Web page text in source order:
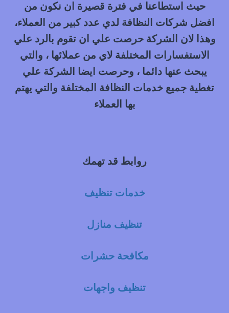
حيث استطاعنا في فترة قصيرة ان نكون من
افضل شركات النظافة لدي عدد كبير من العملاء،
وهذا لان الشركة حرصت علي ان تقوم بالرد علي
الاستفسارات المختلفة لاي من عملائها ، والتي
يبحث عنها دائما ، وحرصت ايضا الشركة علي
تغطية جميع خدمات النظافة المختلفة والتي يهتم
بها العملاء
روابط قد تهمك
خدمات تنظيف
تنظيف منازل
مكافحة حشرات
تنظيف واجهات